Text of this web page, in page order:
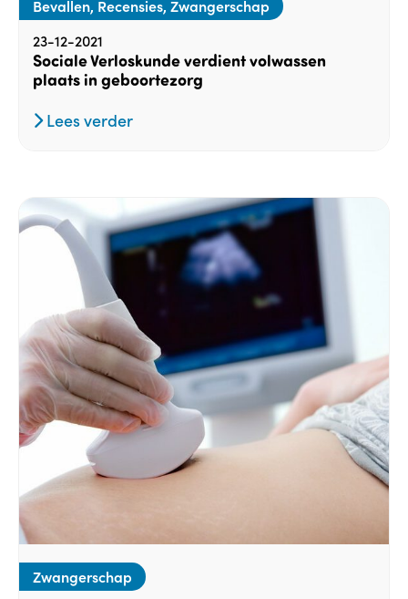
Bevallen, Recensies, Zwangerschap
23-12-2021
Sociale Verloskunde verdient volwassen
plaats in geboortezorg
Lees verder
Zwangerschap